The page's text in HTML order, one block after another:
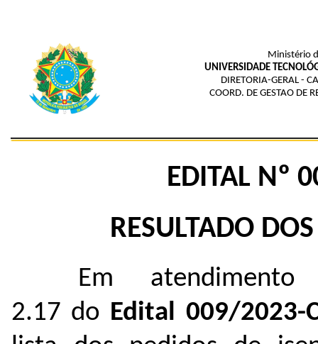
Ministério
UNIVERSIDADE
DIRETORIA-GERAL -
COORD. DE GESTAO DE
EDITAL Nº
RESULTADO
Em
2.17 do Edital 009/2023-